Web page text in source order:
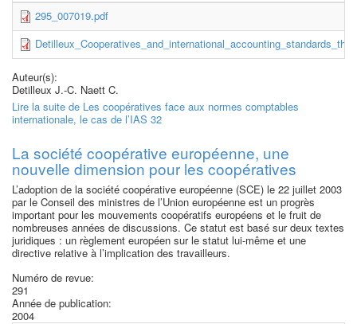
295_007019.pdf
Auteur(s):
Detilleux J.-C. Naett C.
Lire la suite de Les coopératives face aux normes comptables
internationale, le cas de l’IAS 32
La société coopérative européenne, une
nouvelle dimension pour les coopératives
L’adoption de la société coopérative européenne (SCE) le 22 juillet 2003
par le Conseil des ministres de l’Union européenne est un progrès
important pour les mouvements coopératifs européens et le fruit de
nombreuses années de discussions. Ce statut est basé sur deux textes
juridiques : un règlement européen sur le statut lui-même et une
directive relative à l’implication des travailleurs.
Numéro de revue:
291
Année de publication:
2004